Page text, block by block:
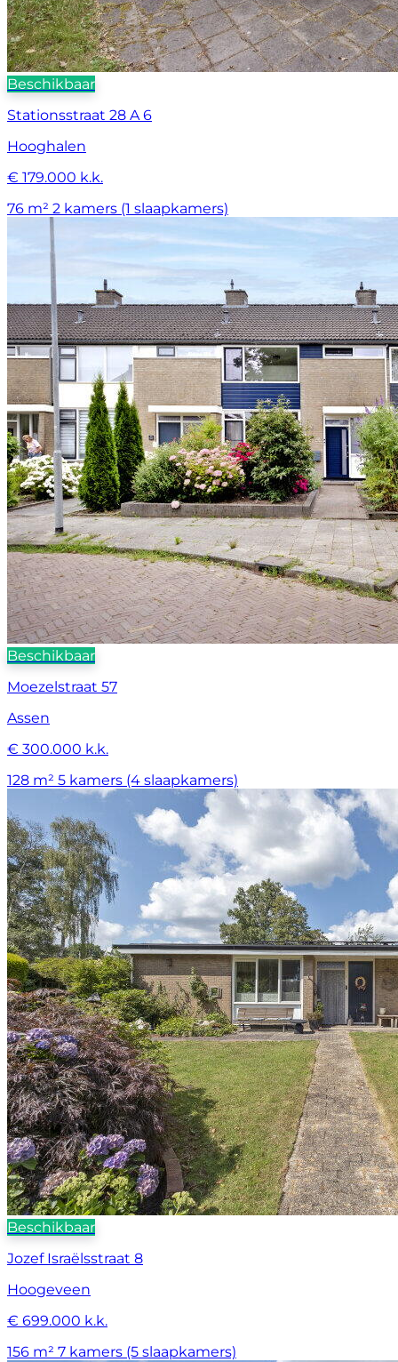
Beschikbaar
Stationsstraat 28 A 6
Hooghalen
€ 179.000 k.k.
76 m² 2 kamers (1 slaapkamers)
Beschikbaar
Moezelstraat 57
Assen
€ 300.000 k.k.
128 m² 5 kamers (4 slaapkamers)
Beschikbaar
Jozef Israëlsstraat 8
Hoogeveen
€ 699.000 k.k.
156 m² 7 kamers (5 slaapkamers)